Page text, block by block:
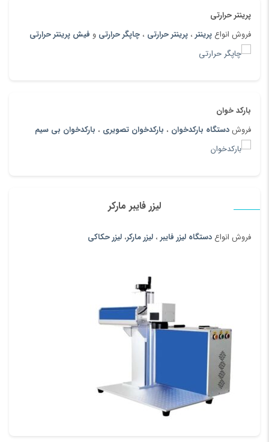
پرینتر حرارتی
فروش انواع پرینتر ، پرینتر حرارتی ، چاپگر حرارتی و فیش پرینتر حرارتی
بارکد خوان
فروشدستگاه بارکدخوان ، بارکدخوان تصویری ، بارکدخوان بی سیم
لیزر فایبر مارکر
فروش انواع دستگاه لیزر فایبر ، لیزر مارکر، لیزر حکاکی